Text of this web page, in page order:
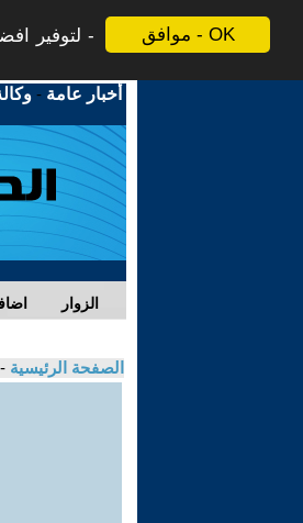
موافق - OK
لتوفير
أخبار عامة -
الزوار
الصفحة الرئيسية -